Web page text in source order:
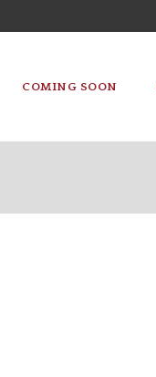
COMING SOON